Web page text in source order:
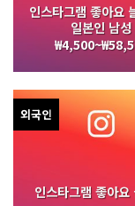
인스타그램 좋아요
일본인 남성
₩4,500~₩
외국인
인스타그램 좋아요